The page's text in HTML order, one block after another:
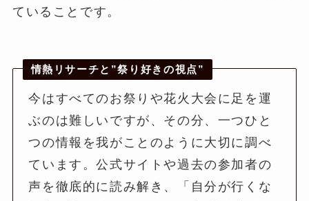
ていることです。
情熱リサーチと”祭り好きの視点”
今はすべてのお祭りや花火大会に足を運
ぶのは難しいですが、その分、一つひと
つの情報を我がことのように大切に調べ
ています。公式サイトや過去の参加者の
声を徹底的に読み解き、「自分が行くな